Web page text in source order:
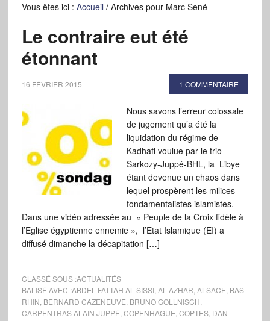
Vous êtes ici : Accueil /Archives pour Marc Sené
Le contraire eut été
étonnant
16 FÉVRIER 2015 1 COMMENTAIRE
Nous savons l’erreur colossale
de jugement qu’a été la
liquidation du régime de
Kadhafi voulue par le trio
Sarkozy-Juppé-BHL, la Libye
étant devenue un chaos dans
lequel prospèrent les milices
fondamentalistes islamistes.
Dans une vidéo adressée au « Peuple de la Croix fidèle à
l’Eglise égyptienne ennemie », l’Etat Islamique (EI) a
diffusé dimanche la décapitation […]
CLASSÉ SOUS :ACTUALITÉS
BALISÉ AVEC :ABDEL FATTAH AL-SISSI, AL-AZHAR ALSACE BAS-
RHIN BERNARD CAZENEUVE BRUNO GOLLNISCH
CARPENTRAS ALAIN JUPPÉ COPENHAGUE COPTES, DAN